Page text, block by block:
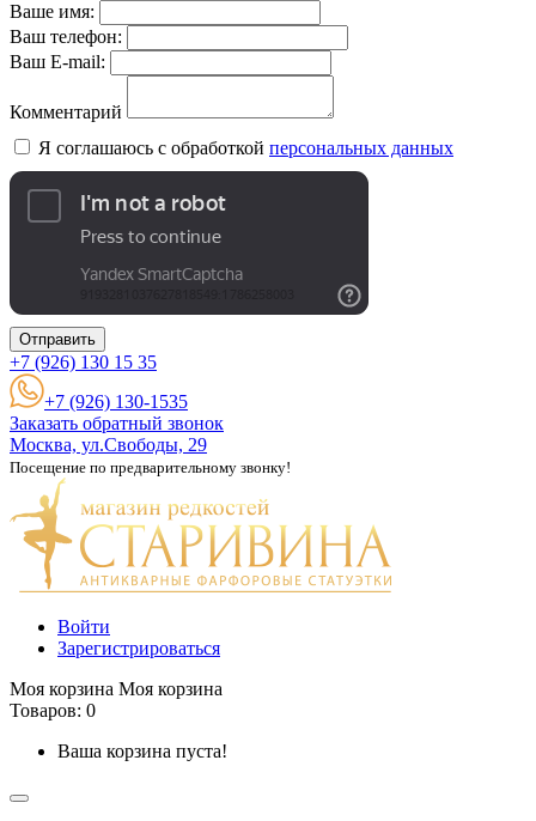
Ваше имя:
Ваш телефон:
Ваш E-mail:
Комментарий
Я соглашаюсь с обработкой персональных данных
Отправить
+7 (926) 130 15 35
+7 (926) 130-1535
Заказать обратный звонок
Москва, ул.Свободы, 29
Посещение по предварительному звонку!
Войти
Зарегистрироваться
Моя корзина Моя корзина
Товаров: 0
Ваша корзина пуста!